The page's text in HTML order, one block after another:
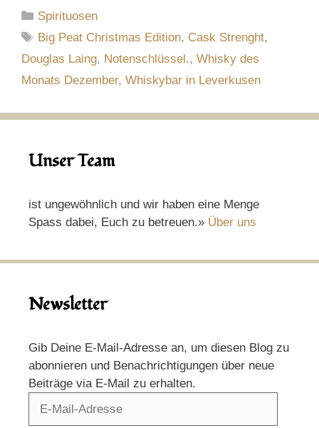
Kategorien
Spirituosen
Schlagwörter
Big Peat Christmas Edition, Cask Strenght,
Douglas Laing, Notenschlüssel., Whisky des
Monats Dezember, Whiskybar in Leverkusen
Unser Team
ist ungewöhnlich und wir haben eine Menge
Spass dabei, Euch zu betreuen.» Über uns
Newsletter
Gib Deine E-Mail-Adresse an, um diesen Blog zu
abonnieren und Benachrichtigungen über neue
Beiträge via E-Mail zu erhalten.